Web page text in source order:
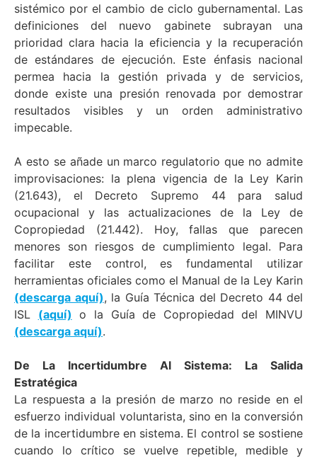
sistémico por el cambio de ciclo gubernamental. Las
definiciones del nuevo gabinete subrayan una
prioridad clara hacia la eficiencia y la recuperación
de estándares de ejecución. Este énfasis nacional
permea hacia la gestión privada y de servicios,
donde existe una presión renovada por demostrar
resultados visibles y un orden administrativo
impecable.
A esto se añade un marco regulatorio que no admite
improvisaciones: la plena vigencia de la Ley Karin
(21.643), el Decreto Supremo 44 para salud
ocupacional y las actualizaciones de la Ley de
Copropiedad (21.442). Hoy, fallas que parecen
menores son riesgos de cumplimiento legal. Para
facilitar este control, es fundamental utilizar
herramientas oficiales como el Manual de la Ley Karin
(descarga aquí), la Guía Técnica del Decreto 44 del
ISL (aquí) o la Guía de Copropiedad del MINVU
(descarga aquí).
De La Incertidumbre Al Sistema: La Salida
Estratégica
La respuesta a la presión de marzo no reside en el
esfuerzo individual voluntarista, sino en la conversión
de la incertidumbre en sistema. El control se sostiene
cuando lo crítico se vuelve repetible, medible y